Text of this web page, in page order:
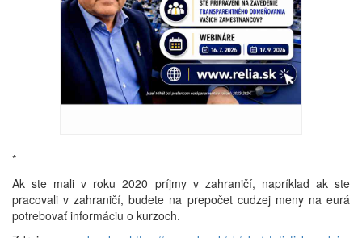
*
Ak ste mali v roku 2020 príjmy v zahraničí, napríklad ak ste
pracovali v zahraničí, budete na prepočet cudzej meny na eurá
potrebovať informáciu o kurzoch.